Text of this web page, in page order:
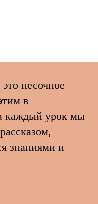
песочное
в
каждый урок мы
знаниями и